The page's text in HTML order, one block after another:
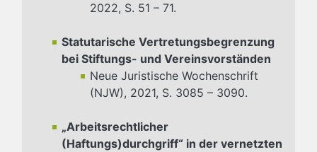
2022, S. 51 – 71.
Statutarische Vertretungsbegrenzung
bei Stiftungs- und Vereinsvorständen
Neue Juristische Wochenschrift
(NJW), 2021, S. 3085 – 3090.
„Arbeitsrechtlicher
(Haftungs)durchgriff“ in der vernetzten